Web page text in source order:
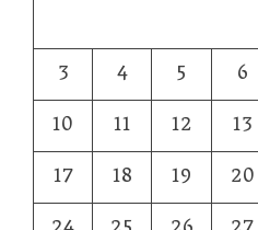
3
4 5 6
10
11 12 13
17
18 19 20